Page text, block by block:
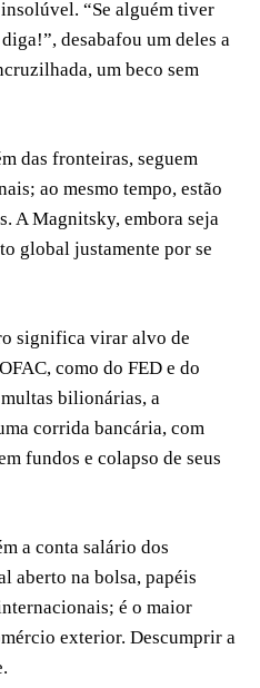
“Se alguém tiver
desabafou um deles a
um beco sem
das fronteiras, seguem
ao mesmo tempo, estão
A Magnitsky, embora seja
global justamente por se
significa virar alvo de
como do FED e do
bilionárias, a
corrida bancária, com
fundos e colapso de seus
a conta salário dos
aberto na bolsa, papéis
é o maior
exterior. Descumprir a